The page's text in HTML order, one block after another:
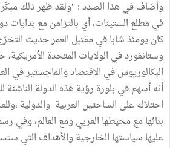
وأضاف في هذا الصدد : "ولقد ظهر ذلك
في مطلع الستينات، أي بالتزامن مع بدايات
كان يومئذ شابا في مقتبل العمر حديث
وستانفورد في الولايات المتحدة الأمريكية،
البكالوريوس في الاقتصاد والماجستير في
أنه أسهم في بلورة رؤية هذه الدولة الناشئة
احتلاله على الساحتين العربية والدولية
بنائها مع محيطها العربي ومع العالم، وفي
عليها سياستها الخارجية والأهداف التي